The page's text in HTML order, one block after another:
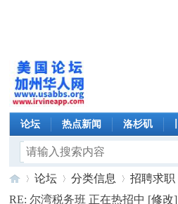
论坛 热点新闻 洛杉矶
论坛 分类信息 招聘求职
RE: 尔湾税务班 正在热招中 [修改]